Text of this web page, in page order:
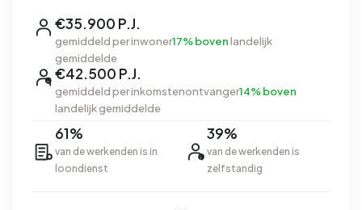
€35.900 P.J.
gemiddeld per inwoner17% bovenlandelijk
gemiddelde
€42.500 P.J.
gemiddeld per inkomstenontvanger14% boven
landelijk gemiddelde
61%
van de werkenden is in
loondienst
39%
van de werkenden is
zelfstandig